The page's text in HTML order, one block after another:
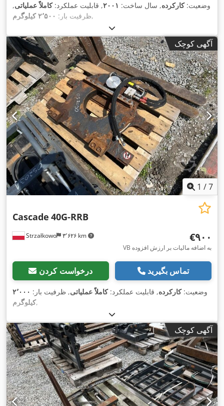
وضعیت:کارکرده, سال ساخت: ۲۰۰۱, قابلیت عملکرد:کاملاً عملیاتی,
ظرفیت بار: ۲٬۵۰۰ کیلوگرم ,
آگهی کوچک
1 /7
Strzałkowo ۳٬۶۲۶ km
Cascade 40G-RRB
‎€۹۰۰
VB به اضافه مالیات بر ارزش افزوده
درخواست کردن تماس بگیرید
وضعیت:کارکرده, قابلیت عملکرد:کاملاً عملیاتی, ظرفیت بار: ۲٬۰۰۰
کیلوگرم,
آگهی کوچک